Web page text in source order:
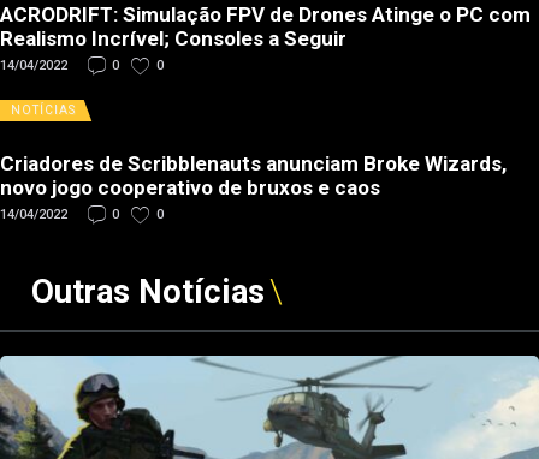
ACRODRIFT: Simulação FPV de Drones Atinge o PC com
Realismo Incrível; Consoles a Seguir
14/04/2022 0 0
NOTÍCIAS
Criadores de Scribblenauts anunciam Broke Wizards,
novo jogo cooperativo de bruxos e caos
14/04/2022 0 0
Outras Notícias